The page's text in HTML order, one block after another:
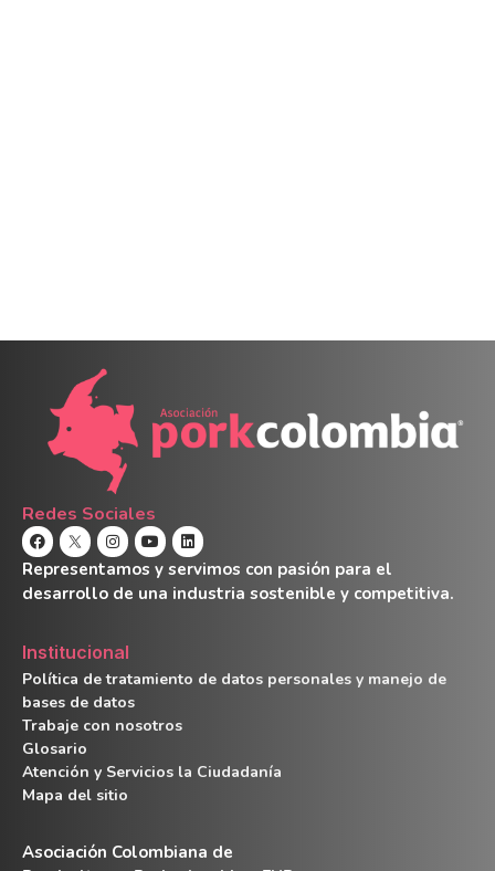
Redes Sociales
Representamos y servimos con pasión para el
desarrollo de una industria sostenible y competitiva.
Institucional
Política de tratamiento de datos personales y manejo de
bases de datos
Trabaje con nosotros
Glosario
Atención y Servicios la Ciudadanía
Mapa del sitio
Asociación Colombiana de